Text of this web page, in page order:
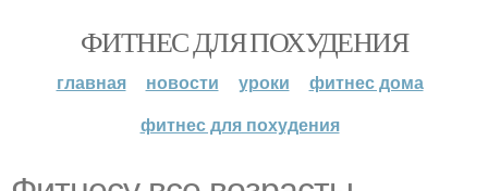
ФИТНЕС ДЛЯ ПОХУДЕНИЯ
главная новости уроки
фитнес дома
фитнес для похудения